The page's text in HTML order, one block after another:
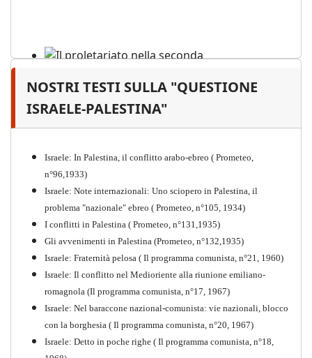
Il proletariato nella seconda
guerra mondiale e nella
NOSTRI TESTI SULLA "QUESTIONE
ISRAELE-PALESTINA"
Israele: In Palestina, il conflitto arabo-ebreo ( Prometeo,
n°96,1933)
Israele: Note internazionali: Uno sciopero in Palestina, il
problema "nazionale" ebreo ( Prometeo, n°105, 1934)
I conflitti in Palestina ( Prometeo, n°131,1935)
Gli avvenimenti in Palestina (Prometeo, n°132,1935)
Israele: Fraternità pelosa ( Il programma comunista, n°21, 1960)
Israele: Il conflitto nel Medioriente alla riunione emiliano-
romagnola (Il programma comunista, n°17, 1967)
Israele: Nel baraccone nazional-comunista: vie nazionali, blocco
con la borghesia ( Il programma comunista, n°20, 1967)
Israele: Detto in poche righe ( Il programma comunista, n°18,